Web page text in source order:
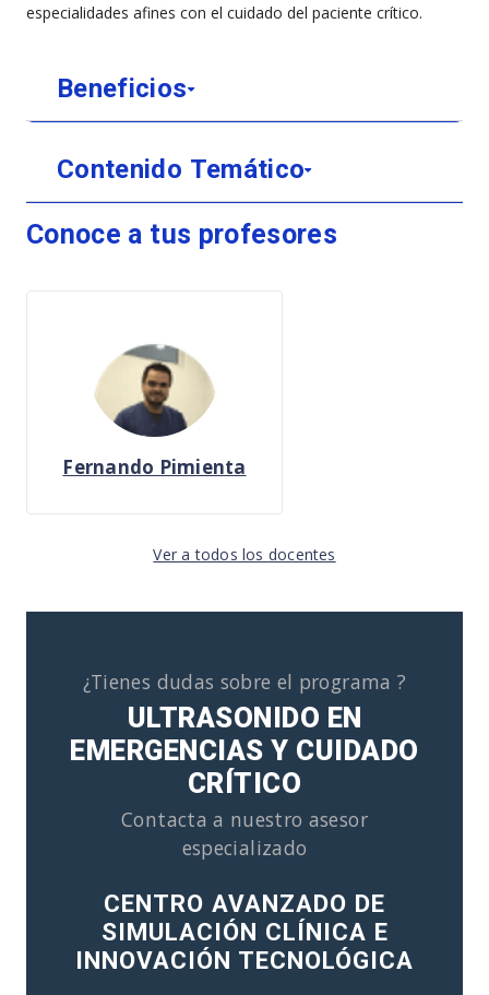
especialidades afines con el cuidado del paciente crítico.
Beneficios
Contenido Temático
Conoce a tus profesores
Fernando Pimienta
Ver a todos los docentes
¿Tienes dudas sobre el programa ?
ULTRASONIDO EN
EMERGENCIAS Y CUIDADO
CRÍTICO
Contacta a nuestro asesor
especializado
CENTRO AVANZADO DE
SIMULACIÓN CLÍNICA E
INNOVACIÓN TECNOLÓGICA